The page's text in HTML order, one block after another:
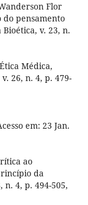
Flor
pensamento
v. 23, n.
Médica,
26, n. 4, p. 479-
em: 23 Jan.
ao
da
n. 4, p. 494-505,